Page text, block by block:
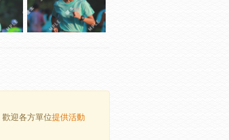
迎各方單位提供活動